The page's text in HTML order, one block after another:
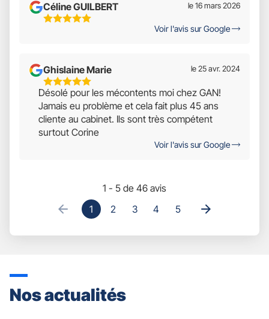
Céline GUILBERT
5
le 16 mars 2026
Voir l'avis sur Google
Ghislaine Marie
5
Étoiles
Sur
5
le 25 avr. 2024
Désolé pour les mécontents moi chez GAN!
Jamais eu problème et cela fait plus 45 ans
cliente au cabinet. Ils sont très compétent
surtout Corine
Voir l'avis sur Google
1 - 5 de 46 avis
1
2 3 4 5
Nos actualités